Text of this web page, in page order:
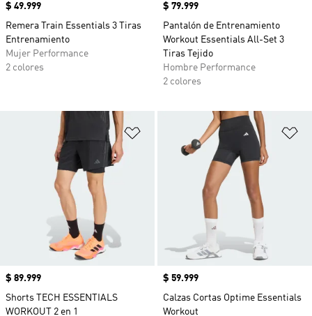
Precio
$ 49.999
Remera Train Essentials 3 Tiras
Entrenamiento
Mujer Performance
2 colores
Precio
$ 79.999
Pantalón de Entrenamiento
Workout Essentials All-Set 3
Tiras Tejido
Hombre Performance
2 colores
Añadir a la lista de deseos
Precio
$ 89.999
Shorts TECH ESSENTIALS
WORKOUT 2 en 1
Precio
$ 59.999
Calzas Cortas Optime Essentials
Workout